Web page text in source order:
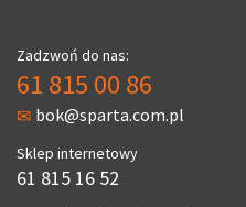
Zadzwoń do nas:
61 815 00 86
bok@sparta.com.pl
Sklep internetowy
61 815 16 52